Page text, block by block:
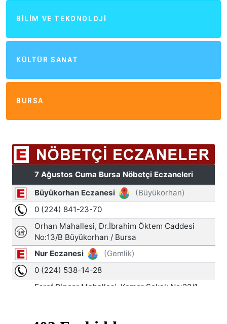
BILIM VE TEKONOLOJI
KÜLTÜR SANAT
BURSA